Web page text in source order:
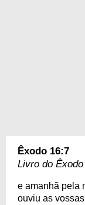
Êxodo 16:7
Livro do
e amanhã pela
ouviu as